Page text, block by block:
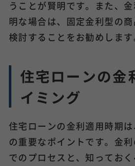
うことが賢明です。また、
明な場合は、固定金利型の
検討することをお勧めします
住宅ローンの金
イミング
住宅ローンの金利適用時期
の重要なポイントです。金
でのプロセスと、知ってお